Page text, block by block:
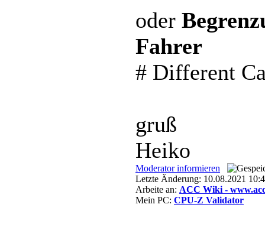
oder
Fahrer
# Different
gruß
Heiko
Moderator informieren
Letzte Änderung: 10.08.2021
Arbeite an: ACC Wiki -
Mein PC: CPU-Z Validator